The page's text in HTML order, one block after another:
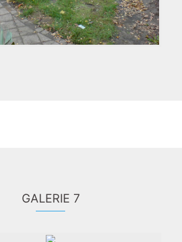
GALERIE 7